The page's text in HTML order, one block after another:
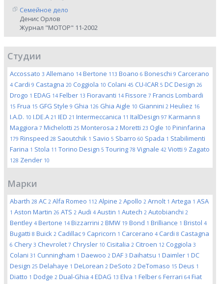
Семейное дело
Денис Орлов
Журнал "МОТОР" 11-2002
Студии
Accossato 3 Allemano 14 Bertone 113 Boano 6 Boneschi 9 Carcerano
4 Cardi 9 Castagna 20 Coggiola 10 Colani 45 CU-ICAR 5 DC Design 26
Drogo 1 EDAG 14 Felber 13 Fioravanti 14 Fissore 7 Francis Lombardi
15 Frua 15 GFG Style 9 Ghia 126 Ghia Aigle 10 Giannini 2 Heuliez 16
I.A.D. 10 I.DE.A 21 IED 21 Intermeccanica 11 ItalDesign 97 Karmann 8
Maggiora 7 Michelotti 25 Monterosa 2 Moretti 23 Ogle 10 Pininfarina
179 Rinspeed 28 Saoutchik 1 Savio 5 Sbarro 60 Spada 1 Stabilimenti
Farina 1 Stola 11 Torino Design 5 Touring 78 Vignale 42 Viotti 9 Zagato
128 Zender 10
Марки
Abarth 28 AC 2 Alfa Romeo 112 Alpine 2 Apollo 2 Arnolt 1 Artega 1 ASA
1 Aston Martin 26 ATS 2 Audi 4 Austin 1 Autech 2 Autobianchi 2
Bentley 4 Bertone 14 Bizzarrini 2 BMW 19 Bond 1 Brilliance 1 Bristol 4
Bugatti 8 Buick 2 Cadillac 9 Capricorn 1 Carcerano 4 Cardi 8 Castagna
6 Chery 3 Chevrolet 7 Chrysler 10 Cisitalia 2 Citroen 12 Coggiola 3
Colani 31 Cunningham 1 Daewoo 2 DAF 3 Daihatsu 1 Daimler 1 DC
Design 25 Delahaye 1 DeLorean 2 DeSoto 2 DeTomaso 15 Deus 1
Diatto 1 Dodge 2 Dual-Ghia 4 EDAG 13 Elva 1 Felber 6 Ferrari 64 Fiat